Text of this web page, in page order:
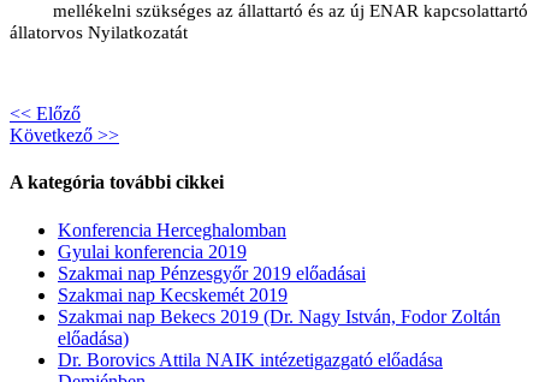
mellékelni szükséges az állattartó és az új ENAR kapcsolattartó
állatorvos Nyilatkozatát
<< Előző
Következő >>
A kategória további cikkei
Konferencia Herceghalomban
Gyulai konferencia 2019
Szakmai nap Pénzesgyőr 2019 előadásai
Szakmai nap Kecskemét 2019
Szakmai nap Bekecs 2019 (Dr. Nagy István, Fodor Zoltán
előadása)
Dr. Borovics Attila NAIK intézetigazgató előadása